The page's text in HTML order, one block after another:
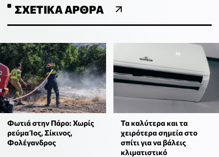
ΣΧΕΤΙΚΆ ΆΡΘΡΑ
Φωτιά στην Πάρο: Χωρίς
ρεύμα Ίος, Σίκινος,
Φολέγανδρος
Τα καλύτερα και τα
χειρότερα σημεία στο
σπίτι για να βάλεις
κλιματιστικό